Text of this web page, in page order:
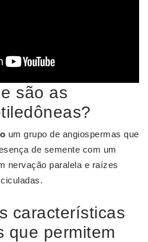
são as
um grupo de angiospermas que
de semente com um
nervação paralela e raízes
características
que permitem